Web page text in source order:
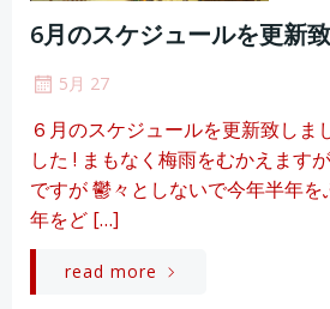
6月のスケジュールを更新致
5月 27
６月のスケジュールを更新致しま
した ! まもなく梅雨をむかえます
ですが 鬱々としないで今年半年
年をど […]
read more